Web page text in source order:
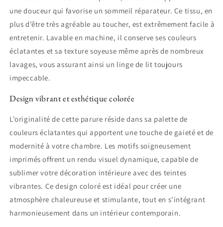
une douceur qui favorise un sommeil réparateur. Ce tissu, en
plus d’être très agréable au toucher, est extrêmement facile à
entretenir. Lavable en machine, il conserve ses couleurs
éclatantes et sa texture soyeuse même après de nombreux
lavages, vous assurant ainsi un linge de lit toujours
impeccable.
Design vibrant et esthétique colorée
L’originalité de cette parure réside dans sa palette de
couleurs éclatantes qui apportent une touche de gaieté et de
modernité à votre chambre. Les motifs soigneusement
imprimés offrent un rendu visuel dynamique, capable de
sublimer votre décoration intérieure avec des teintes
vibrantes. Ce design coloré est idéal pour créer une
atmosphère chaleureuse et stimulante, tout en s’intégrant
harmonieusement dans un intérieur contemporain.